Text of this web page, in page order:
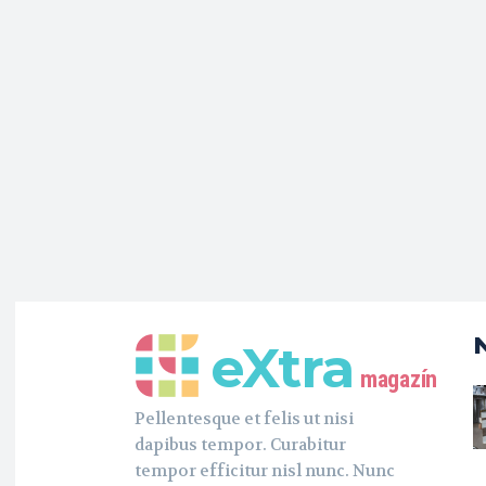
eXtra magazín
Pellentesque et felis ut nisi
dapibus tempor. Curabitur
tempor efficitur nisl nunc. Nunc